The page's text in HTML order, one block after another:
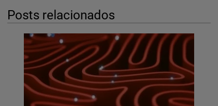
Posts relacionados